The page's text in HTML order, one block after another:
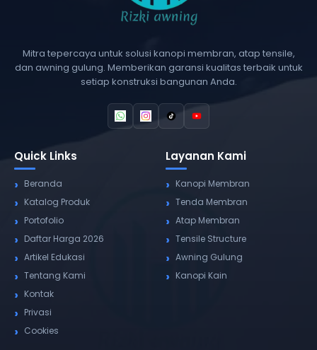
Mitra tepercaya untuk solusi kanopi membran, atap tensile,
dan awning gulung. Memberikan garansi kualitas terbaik untuk
setiap konstruksi bangunan Anda.
Quick Links
Beranda
Katalog Produk
Portofolio
Daftar Harga 2026
Artikel Edukasi
Tentang Kami
Kontak
Privasi
Cookies
Layanan Kami
Kanopi Membran
Tenda Membran
Atap Membran
Tensile Structure
Awning Gulung
Kanopi Kain